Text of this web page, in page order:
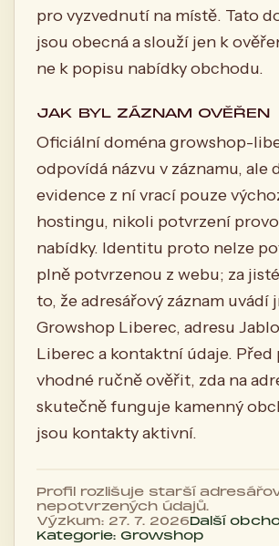
pro vyzvednutí na místě. Tato
jsou obecná a slouží jen k
ne k popisu nabídky obchodu.
JAK BYL ZÁZNAM OVĚŘEN
Oficiální doména growshop-
odpovídá názvu v záznamu, ale
evidence z ní vrací pouze
hostingu, nikoli potvrzení
nabídky. Identitu proto nelze
plně potvrzenou z webu; za
to, že adresářový záznam uvádí
Growshop Liberec, adresu
Liberec a kontaktní údaje.
vhodné ručně ověřit, zda na
skutečně funguje kamenný
jsou kontakty aktivní.
Profil rozlišuje starší
nepotvrzených údajů.
Výzkum: 27. 7. 2026Další
Kategorie: Growshop